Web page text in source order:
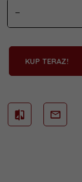
KUP TERAZ!